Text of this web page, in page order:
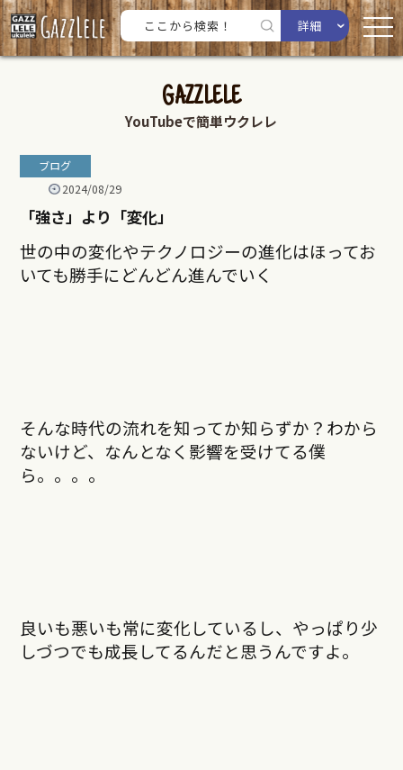
詳細
GAZZLELE
YouTubeで簡単ウクレレ
ブログ
2024/08/29
「強さ」より「変化」
世の中の変化やテクノロジーの進化はほってお
いても勝手にどんどん進んでいく
そんな時代の流れを知ってか知らずか？わから
ないけど、なんとなく影響を受けてる僕
ら。。。。
良いも悪いも常に変化しているし、やっぱり少
しづつでも成長してるんだと思うんですよ。